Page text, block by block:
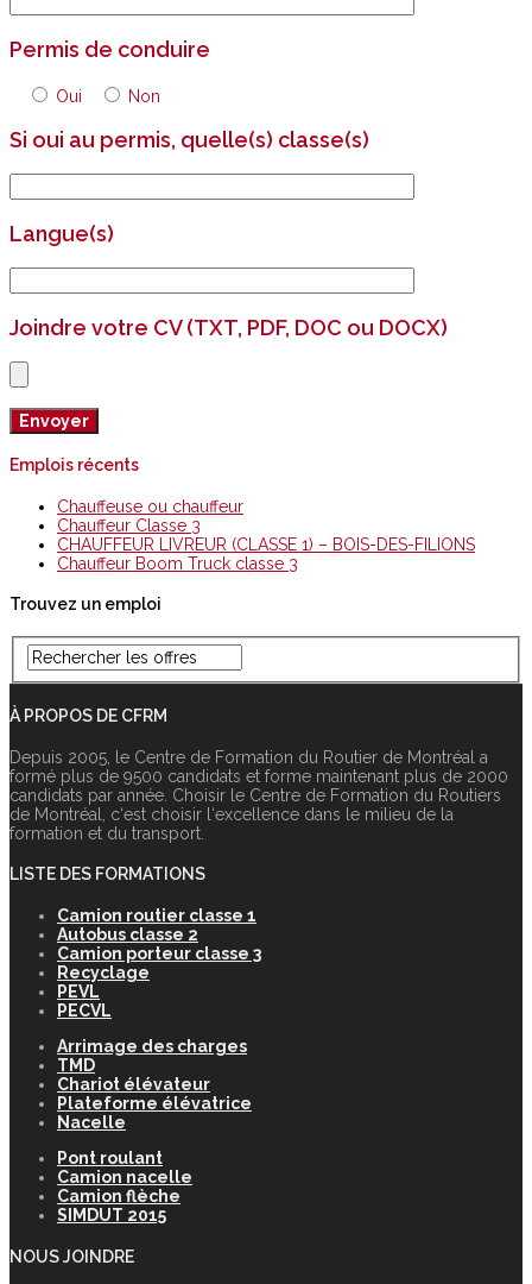
Permis de conduire
Oui Non
Si oui au permis, quelle(s) classe(s)
Langue(s)
Joindre votre CV (TXT, PDF, DOC ou DOCX)
Emplois récents
Chauffeuse ou chauffeur
Chauffeur Classe 3
CHAUFFEUR LIVREUR (CLASSE 1) – BOIS-DES-FILIONS
Chauffeur Boom Truck classe 3
Trouvez un emploi
À PROPOS DE CFRM
Depuis 2005, le Centre de Formation du Routier de Montréal a
formé plus de 9500 candidats et forme maintenant plus de 2000
candidats par année. Choisir le Centre de Formation du Routiers
de Montréal, c‘est choisir l‘excellence dans le milieu de la
formation et du transport.
LISTE DES FORMATIONS
Camion routier classe 1
Autobus classe 2
Camion porteur classe 3
Recyclage
PEVL
PECVL
Arrimage des charges
TMD
Chariot élévateur
Plateforme élévatrice
Nacelle
Pont roulant
Camion nacelle
Camion flèche
SIMDUT 2015
NOUS JOINDRE